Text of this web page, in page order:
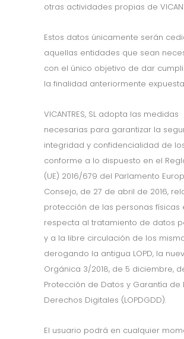
otras actividades propias de
Estos datos únicamente serán
aquellas entidades que sean
con el único objetivo de dar
la finalidad anteriormente
VICANTRES, SL adopta las medidas
necesarias para garantizar la
integridad y confidencialidad de
conforme a lo dispuesto en el
(UE) 2016/679 del Parlamento
Consejo, de 27 de abril de 2016,
protección de las personas físicas
respecta al tratamiento de datos
y a la libre circulación de los
derogando la antigua LOPD, la
Orgánica 3/2018, de 5 diciembre,
Protección de Datos y Garantía de
Derechos Digitales (LOPDGDD).
El usuario podrá en cualquier